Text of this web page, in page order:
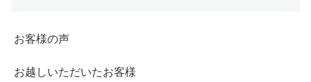
お客様の声
お越しいただいたお客様